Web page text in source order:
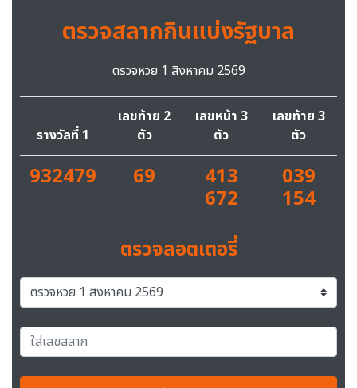
ตรวจสลากกินแบ่งรัฐบาล
ตรวจหวย 1 สิงหาคม 2569
รางวัลที่ 1
เลขท้าย 2
ตัว
เลขหน้า 3
ตัว
เลขท้าย 3
ตัว
932479 69 413
672
039
154
ตรวจลอตเตอรี่